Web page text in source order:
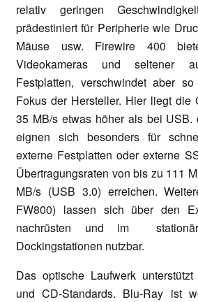
relativ geringen
prädestiniert für Peripherie wie
Mäuse usw. Firewire 400
Videokameras und seltener
Festplatten, verschwindet aber
Fokus der Hersteller. Hier liegt die
35 MB/s etwas höher als bei USB.
eignen sich besonders für
externe Festplatten oder externe
Übertragungsraten von bis zu 111
MB/s (USB 3.0) erreichen.
FW800) lassen sich über den
nachrüsten und im
Dockingstationen nutzbar.
Das optische Laufwerk
und CD-Standards. Blu-Ray ist